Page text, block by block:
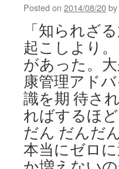
Posted on 2014/08/20by
「知られざ
起こしより
があった。
康管理アド
識を期 待さ
ればするほ
だん だんだ
本当にゼロ